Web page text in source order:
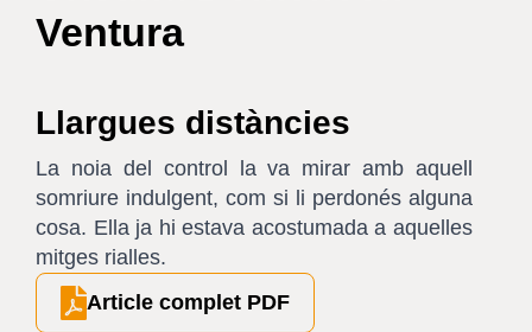
Ventura
Llargues distàncies
La noia del control la va mirar amb aquell
somriure indulgent, com si li perdonés alguna
cosa. Ella ja hi estava acostumada a aquelles
mitges rialles.
Article complet PDF